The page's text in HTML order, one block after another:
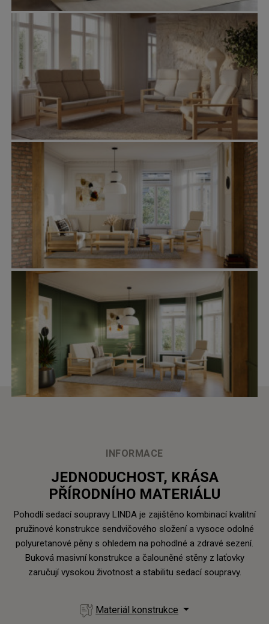
INFORMACE
JEDNODUCHOST, KRÁSA
PŘÍRODNÍHO MATERIÁLU
Pohodlí sedací soupravy LINDA je zajištěno kombinací kvalitní
pružinové konstrukce sendvičového složení a vysoce odolné
polyuretanové pěny s ohledem na pohodlné a zdravé sezení.
Buková masivní konstrukce a čalouněné stěny z laťovky
zaručují vysokou životnost a stabilitu sedací soupravy.
Materiál konstrukce